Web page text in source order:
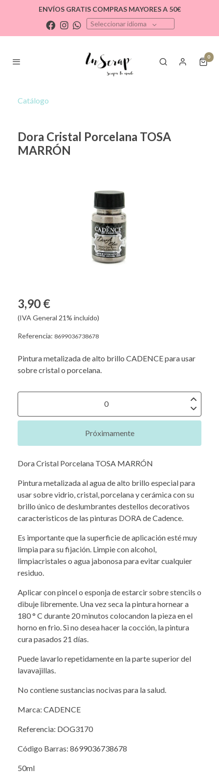
ENVÍOS GRATIS COMPRAS MAYORES A 50€
Seleccionar idioma
0
Catálogo
Dora Cristal Porcelana TOSA
MARRÓN
3,90 €
(IVA General 21% incluido)
Referencia: 8699036738678
Pintura metalizada de alto brillo CADENCE para usar
sobre cristal o porcelana.
Próximamente
Dora Cristal Porcelana TOSA MARRÓN
Pintura metalizada al agua de alto brillo especial para
usar sobre vidrio, cristal, porcelana y cerámica con su
brillo único de deslumbrantes destellos decorativos
caracteristicos de las pinturas DORA de Cadence.
Es importante que la superficie de aplicación esté muy
limpia para su fijación. Limpie con alcohol,
limpiacristales o agua jabonosa para evitar cualquier
residuo.
Aplicar con pincel o esponja de estarcir sobre stencils o
dibuje libremente. Una vez seca la pintura hornear a
180 ° C durante 20 minutos colocandon la pieza en el
horno en frio. Si no desea hacer la cocción, la pintura
cura pasados 21 días.
Puede lavarlo repetidamente en la parte superior del
lavavajillas.
No contiene sustancias nocivas para la salud.
Marca: CADENCE
Referencia: DOG3170
Código Barras: 8699036738678
50ml